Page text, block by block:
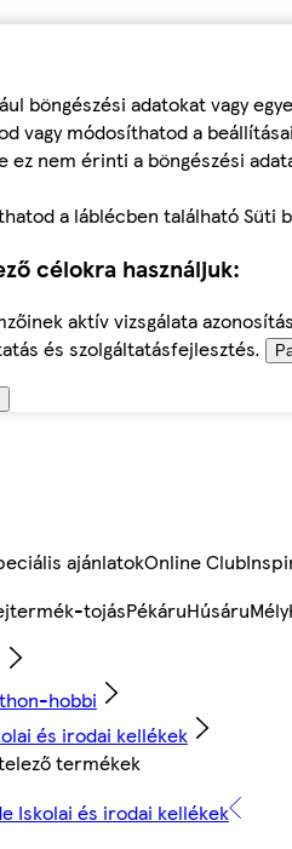
böngészési adatokat vagy
vagy módosíthatod a
nem érinti a böngészési
a láblécben található Süti
célokra használjuk:
aktív vizsgálata
és szolgáltatásfejlesztés.
ajánlatokOnline Club
tojásPékáruHúsáru
hobbi
és irodai kellékek
termékek
Iskolai és irodai kellékek